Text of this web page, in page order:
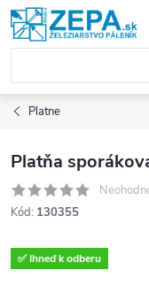
Prejsť
na
obsah
Platne
Platňa
Kód: 130355
✅ Ihneď k odberu